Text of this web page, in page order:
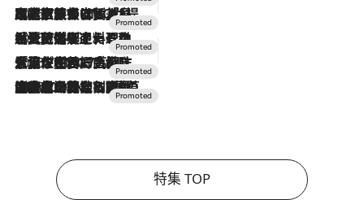
2026.7.31
【ホテル帰省】という選択肢をOMOが提案。家族とほどよい距離を保つには「昼は実家、夜は気兼ねなくホテルで！」
2026.7.24
【夏限定ディナーコース】旬を迎える稚鮎や花ズッキーニなどをイタリア・トスカーナの郷土料理の手法で満喫！
2026.7.17
「土佐和ハーブかき氷」がOMO7高知に登場！生姜、山椒、大葉など目にも舌にも涼を呼ぶ郷土の味
2026.7.10
NEW OPEN！【界 草津】名湯の地に誕生。趣の異なる2種の温泉と上州ならではの会席・蕎麦割烹など美食を味わう究極の癒やし旅
特集 TOP